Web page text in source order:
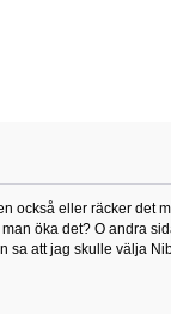
också eller räcker det
öka det? O andra
att jag skulle välja